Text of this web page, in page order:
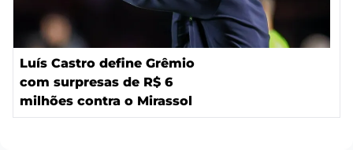
Luís Castro define Grêmio
com surpresas de R$ 6
milhões contra o Mirassol